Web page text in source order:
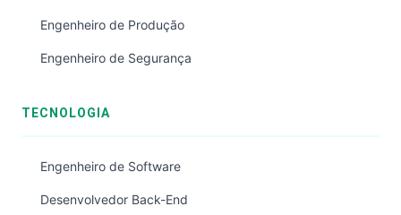
Engenheiro de Produção
Engenheiro de Segurança
TECNOLOGIA
Engenheiro de Software
Desenvolvedor Back-End